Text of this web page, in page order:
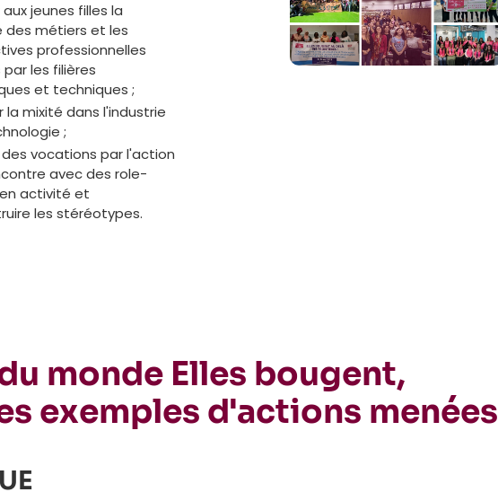
jeunes filles la
des métiers et les
professionnelles
les filières
et techniques ;
la mixité dans l'industrie
;
vocations par l'action
avec des role-
activité et
les stéréotypes.
monde Elles bougent,
exemples d'actions menées